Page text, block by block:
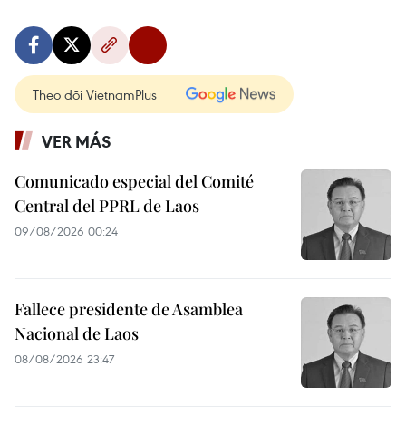
Theo dõi VietnamPlus
VER MÁS
Comunicado especial del Comité
Central del PPRL de Laos
09/08/2026 00:24
Fallece presidente de Asamblea
Nacional de Laos
08/08/2026 23:47